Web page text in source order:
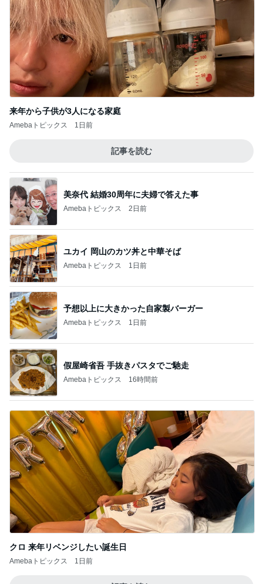
来年から子供が3人になる家庭
Amebaトピックス 1日前
記事を読む
美奈代 結婚30周年に夫婦で答えた事
Amebaトピックス 2日前
ユカイ 岡山のカツ丼と中華そば
Amebaトピックス 1日前
予想以上に大きかった自家製バーガー
Amebaトピックス 1日前
假屋崎省吾 手抜きパスタでご馳走
Amebaトピックス 16時間前
クロ 来年リベンジしたい誕生日
Amebaトピックス 1日前